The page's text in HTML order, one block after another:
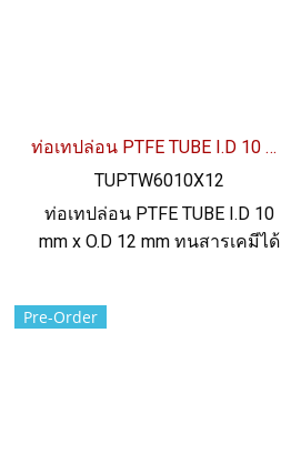
ท่อเทปล่อน PTFE TUBE I.D 10 mm x O.D 12 mm
TUPTW6010X12
ท่อเทปล่อน PTFE TUBE I.D 10
mm x O.D 12 mm ทนสารเคมีได้
ฟู้ดเกรด FDA ทน UV แสงแดด
Pre-Order